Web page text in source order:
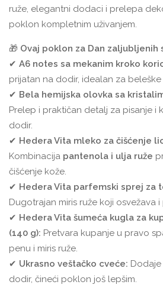
ruže, elegantni dodaci i prelepa
poklon kompletnim uživanjem.
🎁 Ovaj poklon za Dan zaljubljenih
✔ A6 notes sa mekanim kroko
prijatan na dodir, idealan za beleške
✔ Bela hemijska olovka sa
Prelep i praktičan detalj za pisanje i
dodir.
✔ Hedera Vita mleko za čišćenje
Kombinacija pantenola i ulja ruže
čišćenje kože.
✔ Hedera Vita parfemski sprej za
Dugotrajan miris ruže koji osvežava
✔ Hedera Vita šumeća kugla za
(140 g): Pretvara kupanje u pravo
penu i miris ruže.
✔ Ukrasno veštačko cveće:
dodir, čineći poklon još lepšim.